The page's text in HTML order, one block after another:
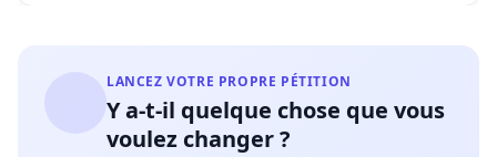
LANCEZ VOTRE PROPRE PÉTITION
Y a-t-il quelque chose que vous
voulez changer ?